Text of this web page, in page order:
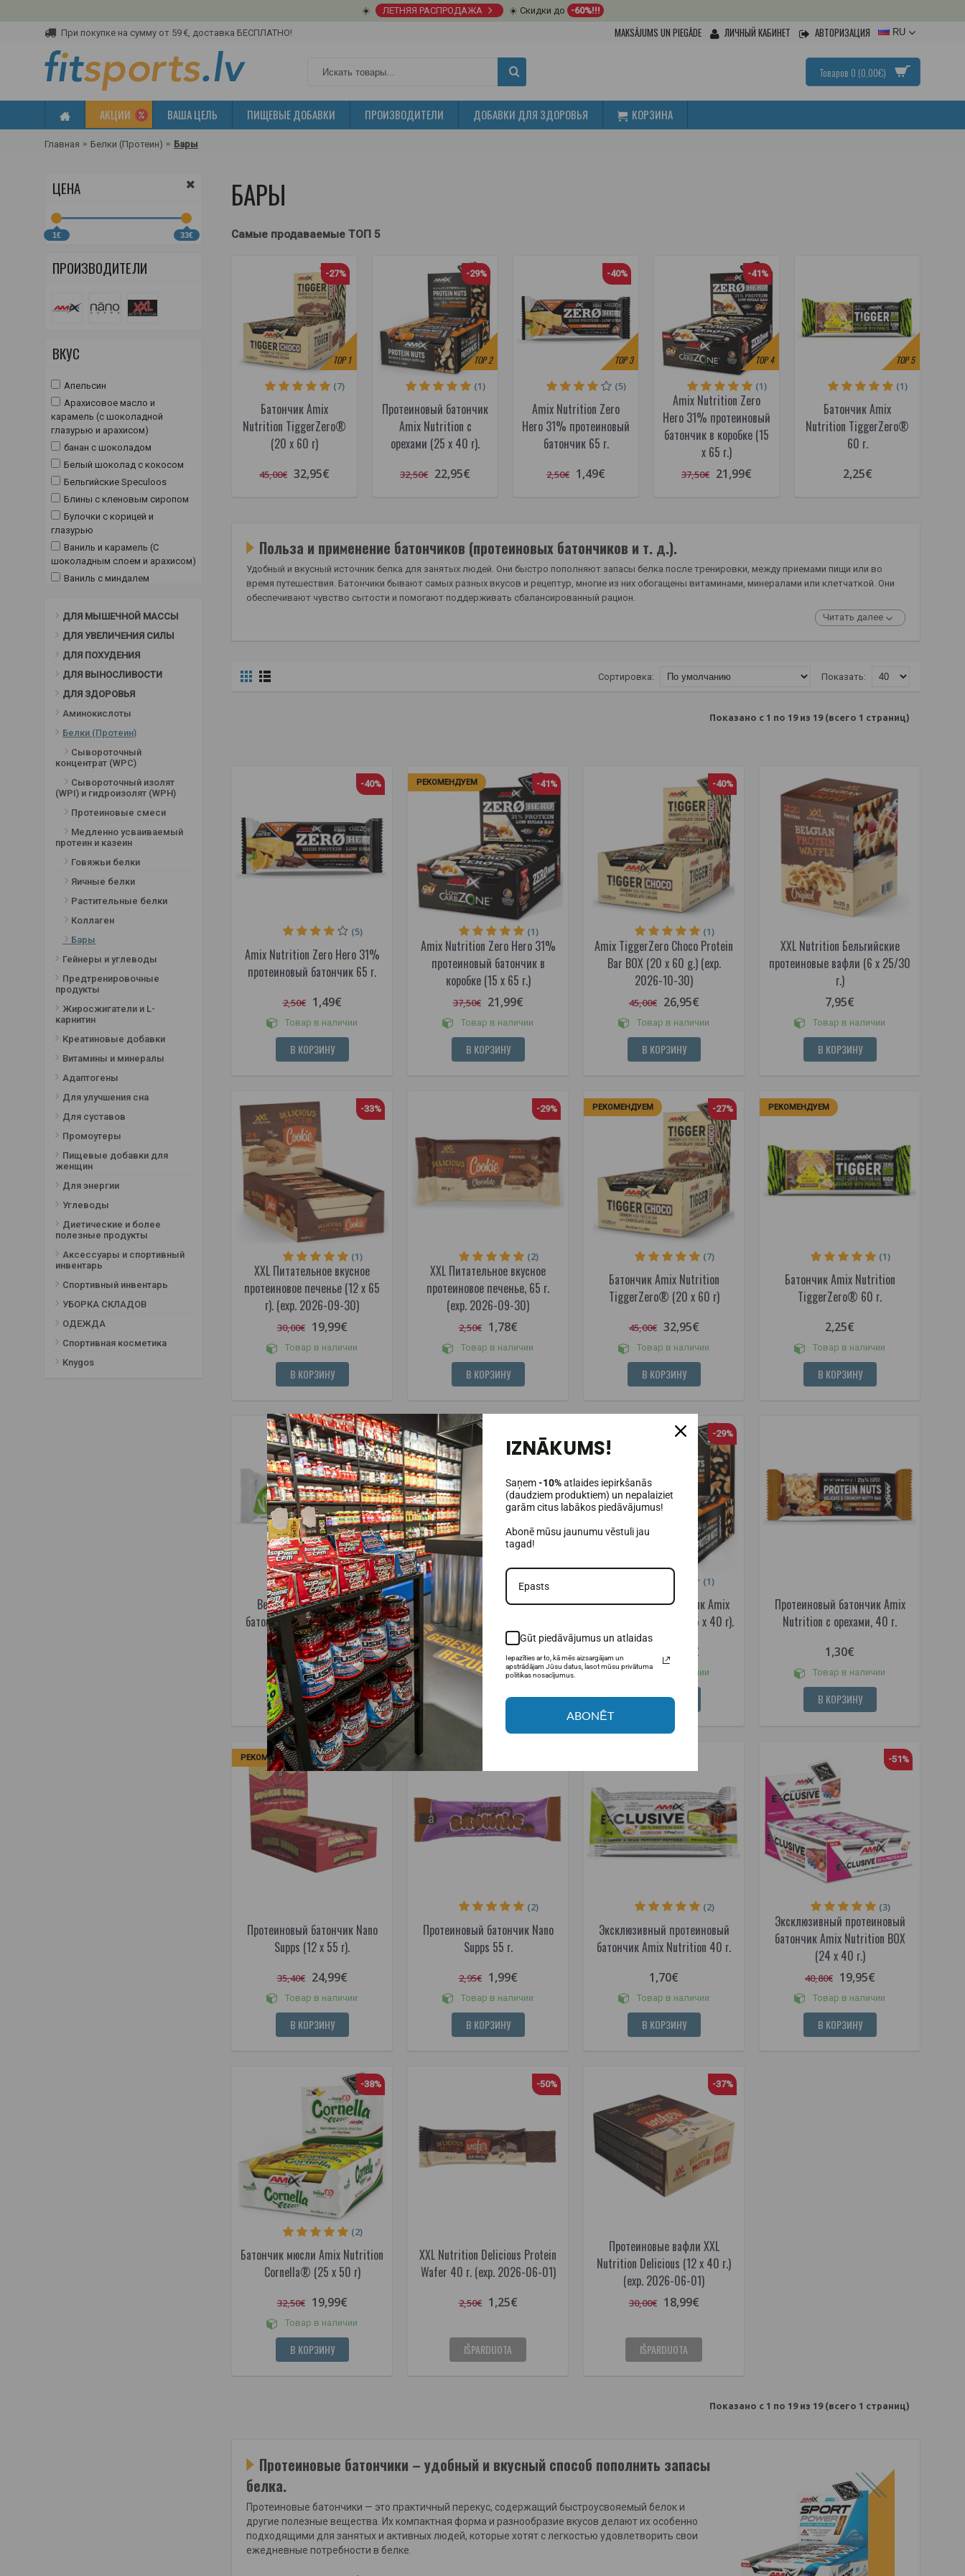
☀️ ЛЕТНЯЯ РАСПРОДАЖА ☀️ Скидки до -60%!!!
При покупке на сумму от 59 €, доставка БЕСПЛАТНО! MAKSĀJUMS UN PIEGĀDE ЛИЧНЫЙ КАБИНЕТ АВТОРИЗАЦИЯ RU
Товаров 0 (0,00€)
АКЦИИ ВАША ЦЕЛЬ ПИЩЕВЫЕ ДОБАВКИ ПРОИЗВОДИТЕЛИ ДОБАВКИ ДЛЯ ЗДОРОВЬЯ КОРЗИНА
Главная Белки (Протеин) Бары
ЦЕНА
1€ 33€
ПРОИЗВОДИТЕЛИ
ВКУС
Апельсин
Арахисовое масло и
карамель (с шоколадной
глазурью и арахисом)
банан с шоколадом
Белый шоколад с кокосом
Бельгийские Speculoos
Блины с кленовым сиропом
Булочки с корицей и
глазурью
Ваниль и карамель (С
шоколадным слоем и арахисом)
Ваниль с миндалем
Кешью и кокосы
Кокос
шоколадным кремом и
арахисом)
Кофе платит
Лесные ягоды
шоколадным кремом и
арахисом)
Миндаль с тыквенными
семечками
Ореховое масло
Оригинал
Темный шоколад
Темный шоколад и карамель
(С шоколадным слоем и
кусочками
Торт брауни
Тройной брауни-торт (с
шоколадным кремом и
арахисом)
Фисташковый с карамелью
Шоколад
Шоколад - банан
Шоколад с клюквой
Шоколад с фундуком
клюквой
Шоколадный кокос
ДЛЯ МЫШЕЧНОЙ МАССЫ
ДЛЯ УВЕЛИЧЕНИЯ СИЛЫ
ДЛЯ ПОХУДЕНИЯ
ДЛЯ ВЫНОСЛИВОСТИ
ДЛЯ ЗДОРОВЬЯ
Аминокислоты
Белки (Протеин)
Сывороточный
концентрат (WPC)
Сывороточный изолят
(WPI) и гидроизолят (WPH)
Протеиновые смеси
Медленно усваиваемый
протеин и казеин
Говяжьи белки
Яичные белки
Растительные белки
Коллаген
Бары
Гейнеры и углеводы
Предтренировочные
продукты
Жиросжигатели и L-
карнитин
Креатиновые добавки
Витамины и минералы
Адаптогены
Для улучшения сна
Для суставов
Промоутеры
Пищевые добавки для
женщин
Для энергии
Углеводы
Диетические и более
полезные продукты
Аксессуары и спортивный
инвентарь
Спортивный инвентарь
УБОРКА СКЛАДОВ
ОДЕЖДА
Спортивная косметика
Knygos
БАРЫ
Самые продаваемые ТОП 5
TOP1
-27%
Батончик Amix
Nutrition TiggerZero®
(20 x 60 г)
(7)
45,00€ 32,95€
TOP2
-29%
Протеиновый батончик
Amix Nutrition с
орехами (25 x 40 г).
(1)
32,50€ 22,95€
TOP3
-40%
Amix Nutrition Zero
Hero 31% протеиновый
батончик 65 г.
(5)
2,50€ 1,49€
TOP4
-41%
Amix Nutrition Zero
Hero 31% протеиновый
батончик в коробке (15
x 65 г.)
(1)
37,50€ 21,99€
TOP5
Батончик Amix
Nutrition TiggerZero®
60 г.
(1)
2,25€
Польза и применение батончиков (протеиновых батончиков и т. д.).
Удобный и вкусный источник белка для занятых людей. Они быстро пополняют запасы белка после тренировки, между приемами пищи или во
время путешествия. Батончики бывают самых разных вкусов и рецептур, многие из них обогащены витаминами, минералами или клетчаткой. Они
обеспечивают чувство сытости и помогают поддерживать сбалансированный рацион.
Читать далее
Показать:
Сортировка:
Показано с 1 по 19 из 19 (всего 1 страниц)
-40%
Amix Nutrition Zero Hero 31%
протеиновый батончик 65 г.
(5)
2,50€ 1,49€
Товар в наличии
В КОРЗИНУ
РЕКОМЕНДУЕМ -41%
Amix Nutrition Zero Hero 31%
протеиновый батончик в
коробке (15 x 65 г.)
(1)
37,50€ 21,99€
Товар в наличии
В КОРЗИНУ
-40%
Amix TiggerZero Choco Protein
Bar BOX (20 x 60 g.) (exp.
2026-10-30)
(1)
45,00€ 26,95€
Товар в наличии
В КОРЗИНУ
XXL Nutrition Бельгийские
протеиновые вафли (6 x 25/30
г.)
7,95€
Товар в наличии
В КОРЗИНУ
-33%
XXL Питательное вкусное
протеиновое печенье (12 x 65
г). (exp. 2026-09-30)
(1)
30,00€ 19,99€
Товар в наличии
В КОРЗИНУ
-29%
XXL Питательное вкусное
протеиновое печенье, 65 г.
(exp. 2026-09-30)
(2)
2,50€ 1,78€
Товар в наличии
В КОРЗИНУ
РЕКОМЕНДУЕМ -27%
Батончик Amix Nutrition
TiggerZero® (20 x 60 г)
(7)
45,00€ 32,95€
Товар в наличии
В КОРЗИНУ
РЕКОМЕНДУЕМ
Батончик Amix Nutrition
TiggerZero® 60 г.
(1)
2,25€
Товар в наличии
В КОРЗИНУ
-24%
Веганский протеиновый
батончик Amix Nutrition 45 г.
1,95€ 1,49€
Товар в наличии
В КОРЗИНУ
Протеиновые батончики Amix
Nutrition Vegan (20 x 45 г)
34,00€ 19,99€
Товар в наличии
В КОРЗИНУ
-29%
Протеиновый батончик Amix
Nutrition с орехами (25 x 40 г).
(1)
22,95€
Товар в наличии
В КОРЗИНУ
Протеиновый батончик Amix
Nutrition с орехами, 40 г.
1,30€
Товар в наличии
В КОРЗИНУ
РЕКОМЕНДУЕМ -29%
Протеиновый батончик Nano
Supps (12 x 55 г).
35,40€ 24,99€
Товар в наличии
В КОРЗИНУ
РЕКОМЕНДУЕМ
Протеиновый батончик Nano
Supps 55 г.
(2)
2,95€ 1,99€
Товар в наличии
В КОРЗИНУ
Эксклюзивный протеиновый
батончик Amix Nutrition 40 г.
(2)
1,70€
Товар в наличии
В КОРЗИНУ
-51%
Эксклюзивный протеиновый
батончик Amix Nutrition BOX
(24 x 40 г.)
(3)
40,80€ 19,95€
Товар в наличии
В КОРЗИНУ
-38%
Батончик мюсли Amix Nutrition
Cornella® (25 x 50 г)
(2)
32,50€ 19,99€
Товар в наличии
В КОРЗИНУ
-50%
XXL Nutrition Delicious Protein
Wafer 40 г. (exp. 2026-06-01)
2,50€ 1,25€
IŠPARDUOTA
-37%
Протеиновые вафли XXL
Nutrition Delicious (12 x 40 г.)
(exp. 2026-06-01)
30,00€ 18,99€
IŠPARDUOTA
Показано с 1 по 19 из 19 (всего 1 страниц)
Протеиновые батончики – удобный и вкусный способ пополнить запасы
белка.
Протеиновые батончики — это практичный перекус, содержащий быстроусвояемый белок и
другие полезные вещества. Их компактная форма и разнообразие вкусов делают их особенно
подходящими для занятых и активных людей, которые хотят с легкостью удовлетворить свои
ежедневные потребности в белке.
IZNĀKUMS!
Saņem-10%atlaides iepirkšanās
(daudziem produktiem) un nepalaiziet
garām citus labākos piedāvājumus!
Abonē mūsu jaunumu vēstuli jau
tagad!
Gūt piedāvājumus un atlaidas
Iepazīties ar to, kā mēs aizsargājam un
apstrādājam Jūsu datus, lasot mūsu privātuma
politikas nosacījumus.
ABONĒT